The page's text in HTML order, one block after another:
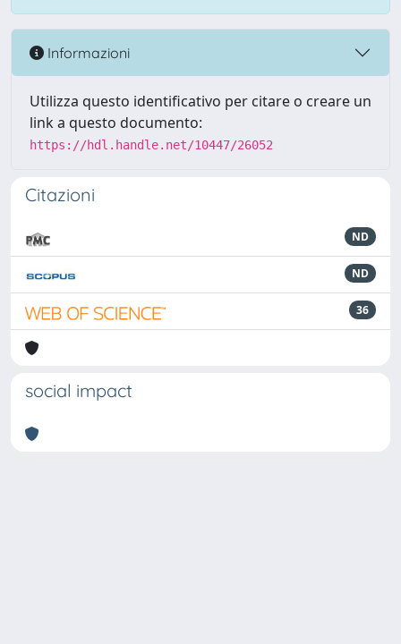
Informazioni
Utilizza questo identificativo per citare o creare un
link a questo documento:
https://hdl.handle.net/10447/26052
Citazioni
ND
ND
36
social impact